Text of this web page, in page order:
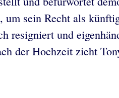
sein Recht als
resigniert und
der Hochzeit zieht